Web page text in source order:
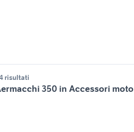
risultati
350 in Accessori moto